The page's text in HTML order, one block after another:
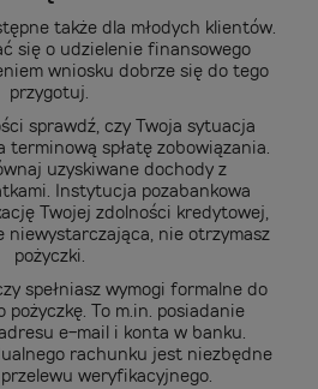
także dla młodych klientów.
się o udzielenie finansowego
wniosku dobrze się do tego
przygotuj.
sprawdź, czy Twoja sytuacja
terminową spłatę zobowiązania.
uzyskiwane dochody z
Instytucja pozabankowa
Twojej zdolności kredytowej,
niewystarczająca, nie otrzymasz
pożyczki.
spełniasz wymogi formalne do
pożyczkę. To m.in. posiadanie
e-mail i konta w banku.
rachunku jest niezbędne
weryfikacyjnego.